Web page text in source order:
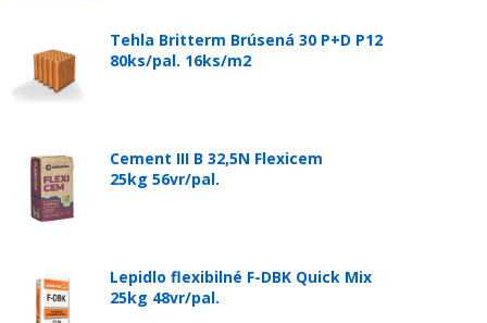
Tehla Britterm Brúsená 30 P+D P12
80ks/pal. 16ks/m2
Cement III B 32,5N Flexicem
25kg 56vr/pal.
Lepidlo flexibilné F-DBK Quick Mix
25kg 48vr/pal.